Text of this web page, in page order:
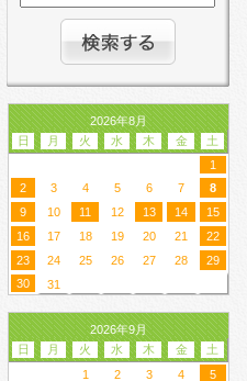
2026年8月
日
月 火 水 木 金
土
1
2
3 4 5 6 7
8
9
10 11 12 13 14
15
16
17 18 19 20 21
22
23
24 25 26 27 28
29
30
31
2026年9月
日
月 火 水 木 金
土
1
2 3 4
5